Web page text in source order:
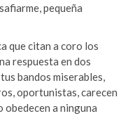
pequeña
que citan a coro los
respuesta en dos
bandos miserables,
oportunistas, carecen
a ninguna